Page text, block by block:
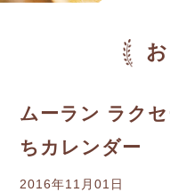
ムーラン ラク
ちカレンダー
2016年11月01日